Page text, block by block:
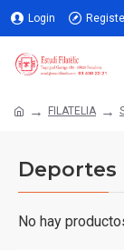
Login
FILATELIA
Deportes
No hay